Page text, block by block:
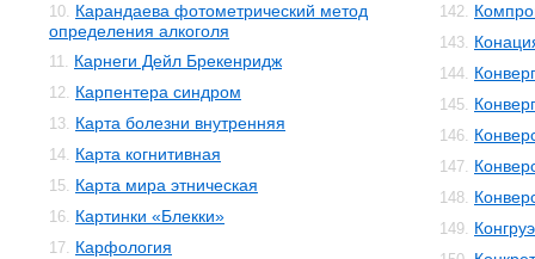
10. Карандаева фотометрический метод
определения алкоголя
11. Карнеги Дейл Брекенридж
12. Карпентера синдром
13. Карта болезни внутренняя
14. Карта когнитивная
15. Карта мира этническая
16. Картинки «Блекки»
17. Карфология
142.
143.
144.
145.
146.
147.
148.
149.